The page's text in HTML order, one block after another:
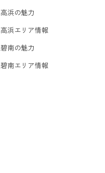
高浜の魅力
高浜エリア情報
碧南の魅力
碧南エリア情報